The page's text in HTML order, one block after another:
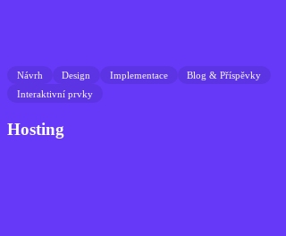
Návrh Design Implementace
Blog & Příspěvky
Interaktivní prvky
Hosting